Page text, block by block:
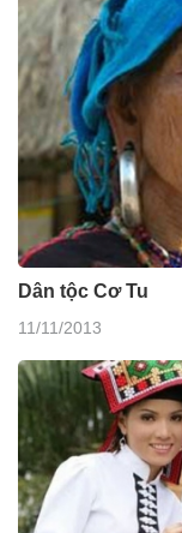
Dân tộc Cơ Tu
11/11/2013